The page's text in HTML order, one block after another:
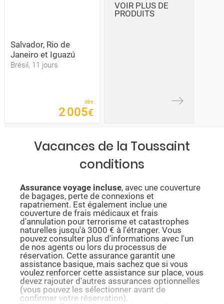
Salvador, Rio de
Janeiro et Iguazú
Brésil, 11 jours
dès
2005€
VOIR PLUS DE
PRODUITS
Vacances de la Toussaint
conditions
Assurance voyage incluse, avec une couverture
de bagages, perte de connexions et
rapatriement. Est également inclue une
couverture de frais médicaux et frais
d'annulation pour terrorisme et catastrophes
naturelles jusqu'à 3000 € à l'étranger. Vous
pouvez consulter plus d'informations avec l'un
de nos agents ou lors du processus de
réservation. Cette assurance garantit une
assistance basique, mais sachez que si vous
voulez renforcer cette assistance sur place, vous
devez rajouter d'autres assurances optionnelles
(vous pouvez les sélectionner avant de
confirmer votre réservation).